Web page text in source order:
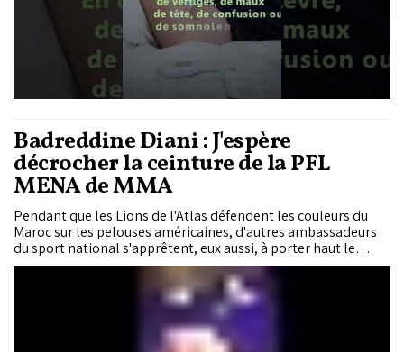
Badreddine Diani : J'espère
décrocher la ceinture de la PFL
MENA de MMA
Pendant que les Lions de l'Atlas défendent les couleurs du
Maroc sur les pelouses américaines, d'autres ambassadeurs
du sport national s'apprêtent, eux aussi, à porter haut le
drapeau marocain sur la scène internationale. C'est le cas de
Badreddine Diani, figure emblématique du MMA marocain,
qui disputera le 10 juillet...